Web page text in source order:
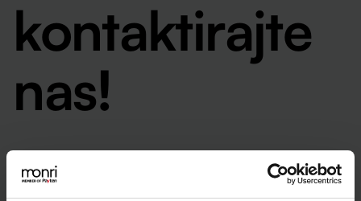
kontaktirajte
nas!